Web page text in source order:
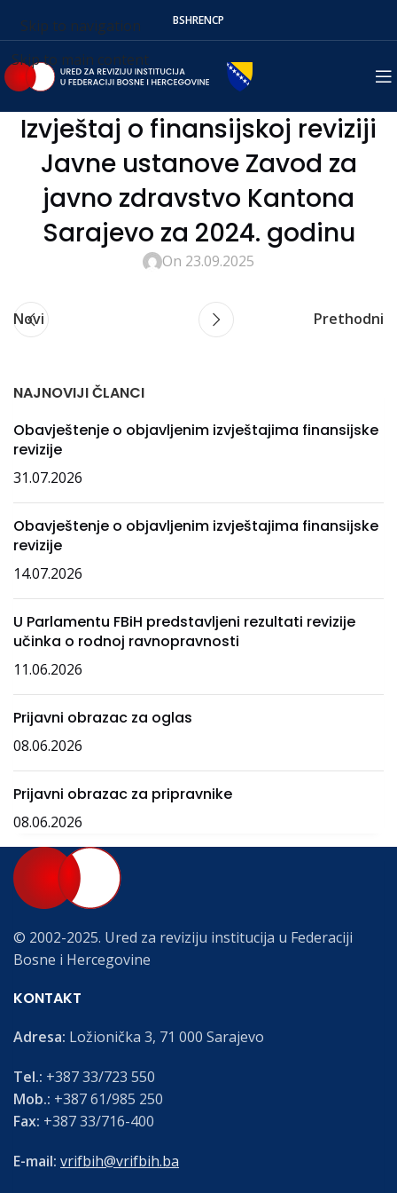
Skip to navigation
Skip to main content
BSHRENСР
Izvještaj o finansijskoj reviziji
Javne ustanove Zavod za
javno zdravstvo Kantona
Sarajevo za 2024. godinu
On 23.09.2025
Novi Prethodni
NAJNOVIJI ČLANCI
Obavještenje o objavljenim izvještajima finansijske
revizije
31.07.2026
Obavještenje o objavljenim izvještajima finansijske
revizije
14.07.2026
U Parlamentu FBiH predstavljeni rezultati revizije
učinka o rodnoj ravnopravnosti
11.06.2026
Prijavni obrazac za oglas
08.06.2026
Prijavni obrazac za pripravnike
08.06.2026
© 2002-2025. Ured za reviziju institucija u Federaciji
Bosne i Hercegovine
KONTAKT
Adresa: Ložionička 3, 71 000 Sarajevo
Tel.: +387 33/723 550
Mob.: +387 61/985 250
Fax: +387 33/716-400
E-mail: vrifbih@vrifbih.ba